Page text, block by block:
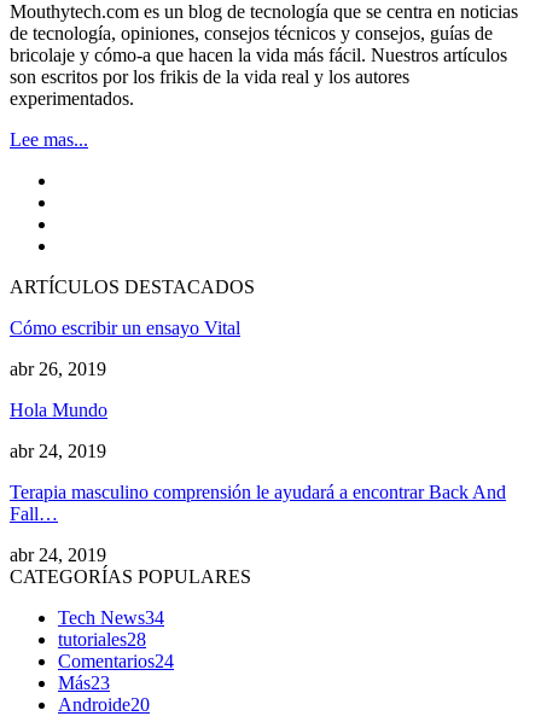
Mouthytech.com es un blog de tecnología que se centra en noticias
de tecnología, opiniones, consejos técnicos y consejos, guías de
bricolaje y cómo-a que hacen la vida más fácil. Nuestros artículos
son escritos por los frikis de la vida real y los autores
experimentados.
Lee mas...
ARTÍCULOS DESTACADOS
Cómo escribir un ensayo Vital
abr 26, 2019
Hola Mundo
abr 24, 2019
Terapia masculino comprensión le ayudará a encontrar Back And
Fall…
abr 24, 2019
CATEGORÍAS POPULARES
Tech News34
tutoriales28
Comentarios24
Más23
Androide20